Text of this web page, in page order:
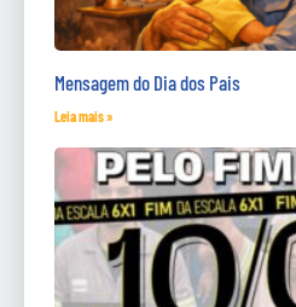
Mensagem do Dia dos Pais
Leia mais »